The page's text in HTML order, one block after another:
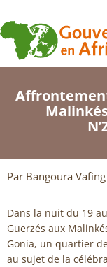
Par Bangoura
Dans la nuit du 19
Guerzés aux
Gonia, un quartier
au sujet de la